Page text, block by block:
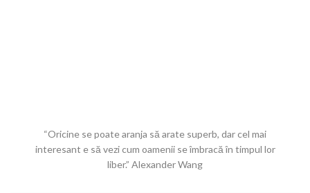
“Oricine se poate aranja să arate superb, dar cel mai
interesant e să vezi cum oamenii se îmbracă în timpul lor
liber.” Alexander Wang